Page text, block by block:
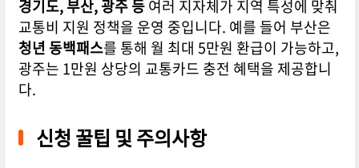
경기도, 부산, 광주 등여러 지자체가 지역 특성에 맞춰
교통비 지원 정책을 운영 중입니다. 예를 들어 부산은
청년 동백패스를 통해 월 최대 5만원 환급이 가능하고,
광주는 1만원 상당의 교통카드 충전 혜택을 제공합니
다.
신청 꿀팁 및 주의사항